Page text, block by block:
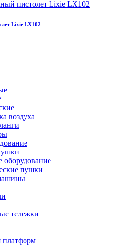
Lixie LX102
воздуха
оборудование
пушки
тележки
платформ